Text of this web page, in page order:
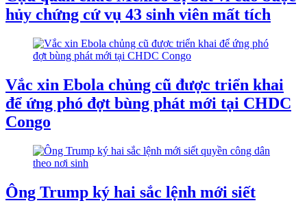
hủy chứng cứ vụ 43 sinh viên mất tích
Vắc xin Ebola chủng cũ được triển khai
để ứng phó đợt bùng phát mới tại CHDC
Congo
Ông Trump ký hai sắc lệnh mới siết